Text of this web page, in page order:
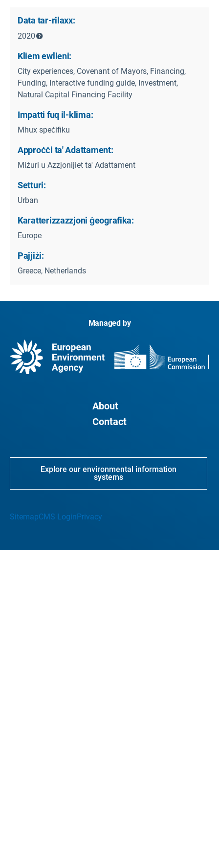
Data tar-rilaxx:
2020
Kliem ewlieni:
City experiences, Covenant of Mayors, Financing,
Funding, Interactive funding guide, Investment,
Natural Capital Financing Facility
Impatti fuq il-klima:
Mhux speċifiku
Approċċi ta' Adattament:
Miżuri u Azzjonijiet ta' Adattament
Setturi:
Urban
Karatterizzazzjoni ġeografika:
Europe
Pajjiżi:
Greece, Netherlands
Managed by
About
Contact
Explore our environmental information
systems
SitemapCMS LoginPrivacy